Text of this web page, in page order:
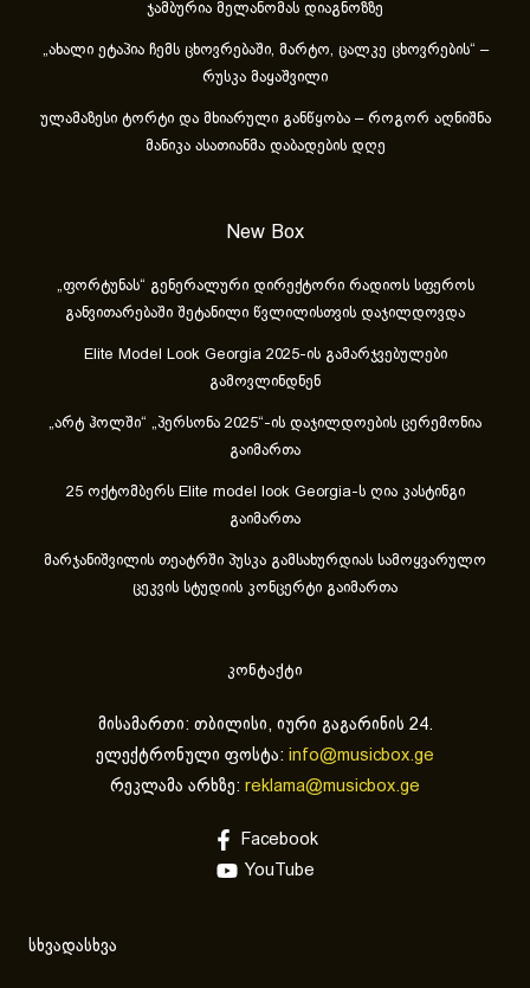
ჯამბურია მელანომას დიაგნოზზე
„ახა­ლი ეტა­პია ჩემს ცხოვ­რე­ბა­ში, მარ­ტო, ცალ­კე ცხოვ­რე­ბის“ –
რუსკა მაყაშვილი
ულამაზესი ტორტი და მხიარული განწყობა – როგორ აღნიშნა
მანიკა ასათიანმა დაბადების დღე
New Box
„ფორტუნას“ გენერალური დირექტორი რადიოს სფეროს
განვითარებაში შეტანილი წვლილისთვის დაჯილდოვდა
Elite Model Look Georgia 2025-ის გამარჯვებულები
გამოვლინდნენ
„არტ ჰოლში“ „პერსონა 2025“-ის დაჯილდოების ცერემონია
გაიმართა
25 ოქტომბერს Elite model look Georgia-ს ღია კასტინგი
გაიმართა
მარჯანიშვილის თეატრში პუსკა გამსახურდიას სამოყვარულო
ცეკვის სტუდიის კონცერტი გაიმართა
კონტაქტი
მისამართი: თბილისი, იური გაგარინის 24.
ელექტრონული ფოსტა: info@musicbox.ge
რეკლამა არხზე: reklama@musicbox.ge
Facebook
YouTube
სხვადასხვა